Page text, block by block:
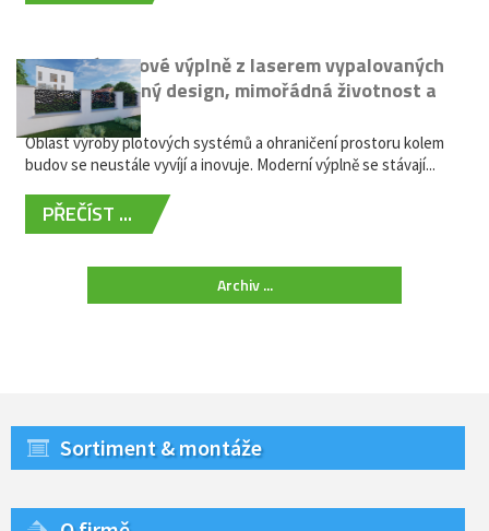
Moderní plotové výplně z laserem vypalovaných
kovů: výjimečný design, mimořádná životnost a
žádná údržba
Oblast výroby plotových systémů a ohraničení prostoru kolem
budov se neustále vyvíjí a inovuje. Moderní výplně se stávají...
PŘEČÍST ...
Archiv ...
Sortiment & montáže